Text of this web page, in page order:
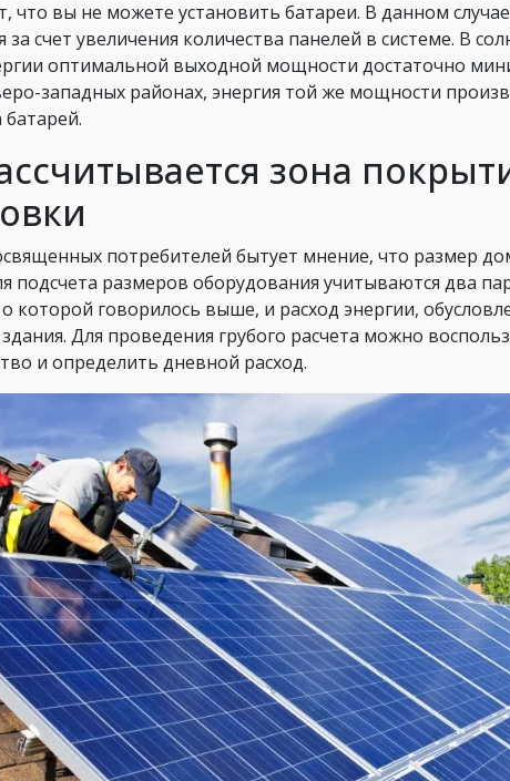
что вы не можете установить батареи. В данном
за счет увеличения количества панелей в системе. В
оптимальной выходной мощности достаточно
западных районах, энергия той же мощности
батарей.
зона
потребителей бытует мнение, что размер
подсчета размеров оборудования учитываются два
о которой говорилось выше, и расход энергии,
Для проведения грубого расчета можно
и определить дневной расход.